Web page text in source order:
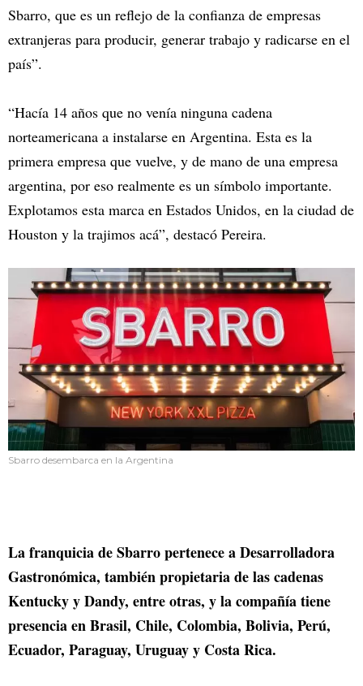
Sbarro, que es un reflejo de la confianza de empresas
extranjeras para producir, generar trabajo y radicarse en el
país”.
“Hacía 14 años que no venía ninguna cadena
norteamericana a instalarse en Argentina. Esta es la
primera empresa que vuelve, y de mano de una empresa
argentina, por eso realmente es un símbolo importante.
Explotamos esta marca en Estados Unidos, en la ciudad de
Houston y la trajimos acá”, destacó Pereira.
Sbarro desembarca en la Argentina
La franquicia de Sbarro pertenece a Desarrolladora
Gastronómica, también propietaria de las cadenas
Kentucky y Dandy, entre otras, y la compañía tiene
presencia en Brasil, Chile, Colombia, Bolivia, Perú,
Ecuador, Paraguay, Uruguay y Costa Rica.